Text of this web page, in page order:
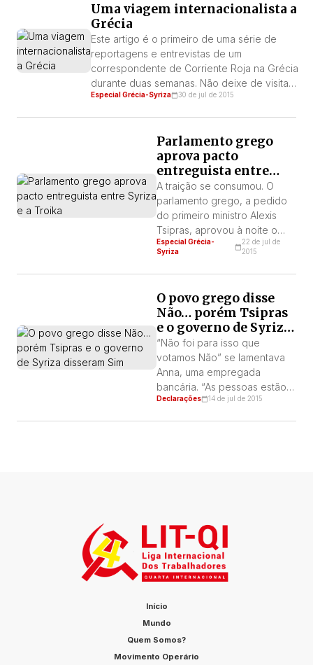
debate entre reformistas e
de hoje.
Uma viagem internacionalista a
Grécia
Este artigo é o primeiro de uma série de
reportagens e entrevistas de um
correspondente de Corriente Roja na Grécia
durante duas semanas. Não deixe de visitar
a seção sobre Grécia em nosso site
Especial Grécia-Syriza 30 de jul de 2015
Parlamento grego
aprova pacto
entreguista entre
Syriza e a Troika
A traição se consumou. O
parlamento grego, a pedido
do primeiro ministro Alexis
Tsipras, aprovou à noite o
brutal pacote de medidas
colonialistas que o governo
do Syriza negociou dias
Especial Grécia-
Syriza
22 de jul de
2015
O povo grego disse
Não… porém Tsipras
e o governo de Syriza
disseram Sim
“Não foi para isso que
votamos Não” se lamentava
Anna, uma empregada
bancária. “As pessoas estão
muito decepcionadas. São as
Declarações 14 de jul de 2015
Início
Mundo
Quem Somos?
Movimento Operário